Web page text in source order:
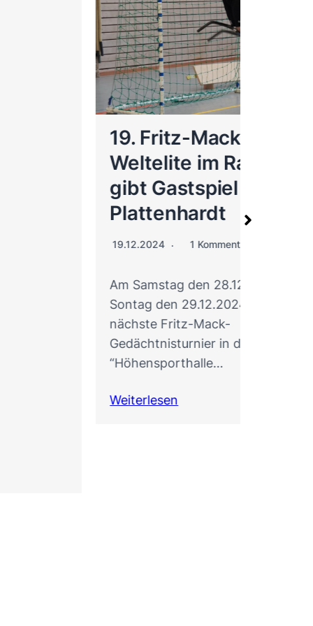
19. Fritz-Mack-Turnier –
Weltelite im Radball
gibt Gastspiel in
Plattenhardt
1 Kommentar
Am Samstag den 28.12.2024 und
Sontag den 29.12.2024 findet das
nächste Fritz-Mack-
Gedächtnisturnier in der
“Höhensporthalle…